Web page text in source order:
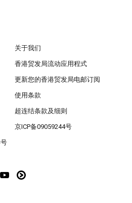
关于我们
香港贸发局流动应用程式
更新您的香港贸发局电邮订阅
使用条款
超连结条款及细则
京ICP备09059244号